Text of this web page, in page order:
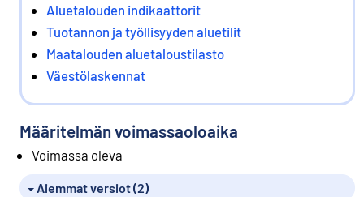
Aluetalouden indikaattorit
Tuotannon ja työllisyyden aluetilit
Maatalouden aluetaloustilasto
Väestölaskennat
Määritelmän voimassaoloaika
Voimassa oleva
Aiemmat versiot (2)